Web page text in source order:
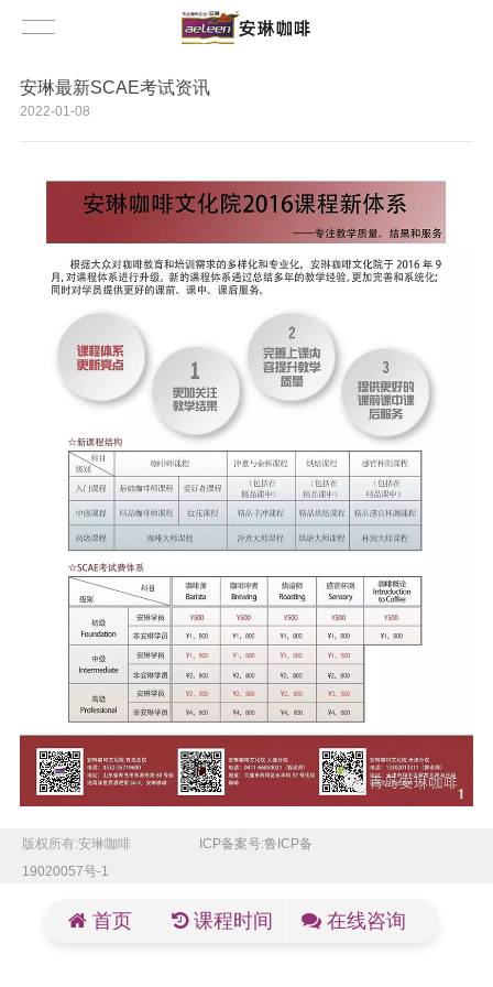
安琳最新SCAE考试资讯
2022-01-08
版权所有:安琳咖啡
ICP备案号:鲁ICP备
19020057号-1
首页 课程时间 在线咨询